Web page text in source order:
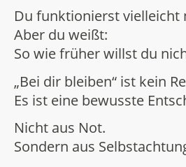
Du funktionierst vielleicht
Aber du weißt:
So wie früher willst du
„Bei dir bleiben“ ist kein
Es ist eine bewusste
Nicht aus Not.
Sondern aus